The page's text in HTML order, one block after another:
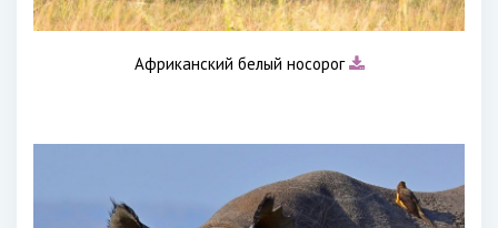
Африканский белый носорог